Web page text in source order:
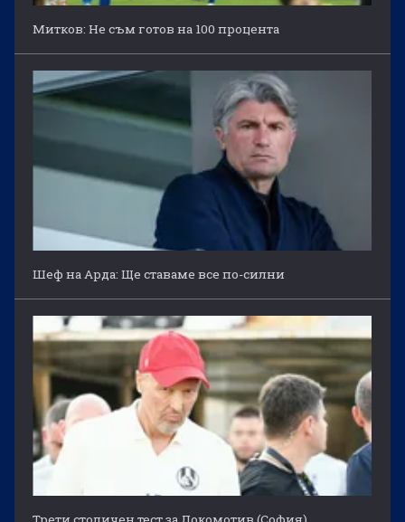
Митков: Не съм готов на 100 процента
Шеф на Арда: Ще ставаме все по-силни